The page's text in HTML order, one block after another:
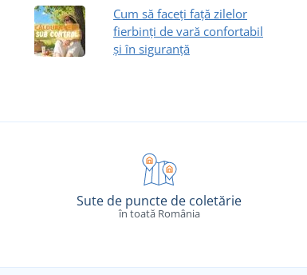
Cum să faceți față zilelor
fierbinți de vară confortabil
și în siguranță
Sute de puncte de coletărie
în toată România